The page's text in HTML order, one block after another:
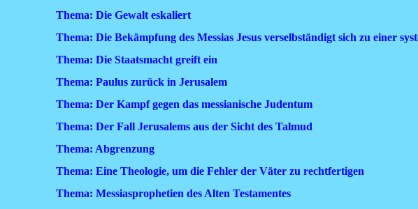
Thema: Die Gewalt eskaliert
Thema: Die Bekämpfung des Messias Jesus verselbständigt sich zu einer
Thema: Die Staatsmacht greift ein
Thema: Paulus zurück in Jerusalem
Thema: Der Kampf gegen das messianische Judentum
Thema: Der Fall Jerusalems aus der Sicht des Talmud
Thema: Abgrenzung
Thema: Eine Theologie, um die Fehler der Väter zu rechtfertigen
Thema: Messiasprophetien des Alten Testamentes